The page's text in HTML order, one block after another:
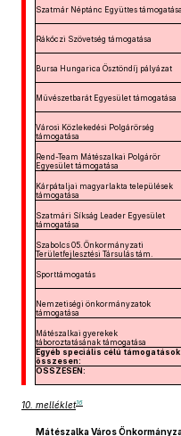
Szatmár Néptánc Együttes támogatása
Rákóczi Szövetség támogatása
Bursa Hungarica Ösztöndíj pályázat
Művészetbarát Egyesület támogatása
Városi Közlekedési Polgárőrség
támogatása
Rend-Team Mátészalkai Polgárőr
Egyesület támogatása
Kárpátaljai magyarlakta települések
támogatása
Szatmári Síkság Leader Egyesület
támogatása
Szabolcs 05. Önkormányzati
Területfejlesztési Társulás tám.
Sporttámogatás
Nemzetiségi önkormányzatok
támogatása
Mátészalkai gyerekek
táboroztatásának támogatása
Egyéb speciális célú támogatások
összesen:
ÖSSZESEN:
10. melléklet16
Mátészalka Város